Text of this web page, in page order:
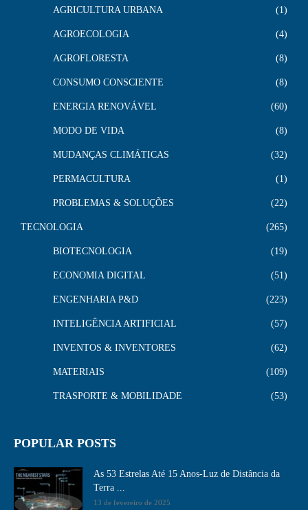
AGRICULTURA URBANA 1
AGROECOLOGIA 4
AGROFLORESTA 8
CONSUMO CONSCIENTE 8
ENERGIA RENOVÁVEL 60
MODO DE VIDA 8
MUDANÇAS CLIMÁTICAS 32
PERMACULTURA 1
PROBLEMAS & SOLUÇÕES 22
TECNOLOGIA 265
BIOTECNOLOGIA 19
ECONOMIA DIGITAL 51
ENGENHARIA P&D 223
INTELIGÊNCIA ARTIFICIAL 57
INVENTOS & INVENTORES 62
MATERIAIS 109
TRASPORTE & MOBILIDADE 53
POPULAR POSTS
As 53 Estrelas Até 15 Anos-Luz de Distância da
Terra ...
13 de fevereiro de 2025